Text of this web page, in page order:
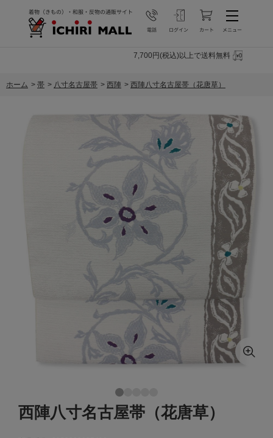
7,700円(税込)以上で送料無料
ホーム > 帯 > 八寸名古屋帯 > 西陣 > 西陣八寸名古屋帯（花唐草）
西陣八寸名古屋帯（花唐草）